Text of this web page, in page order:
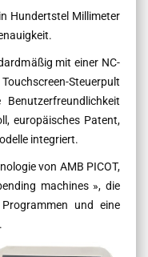
Hundertstel Millimeter
mit einer NC-
Steuerpult
europäisches Patent,
integriert.
von AMB PICOT,
machines », die
und eine